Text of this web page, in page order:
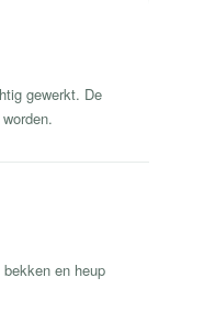
gewerkt. De
en heup